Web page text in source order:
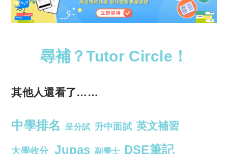
尋補？Tutor Circle！
其他人還看了……
中學排名 呈分試 升中面試 英文補習
大學收分 Jupas 副學士 DSE筆記